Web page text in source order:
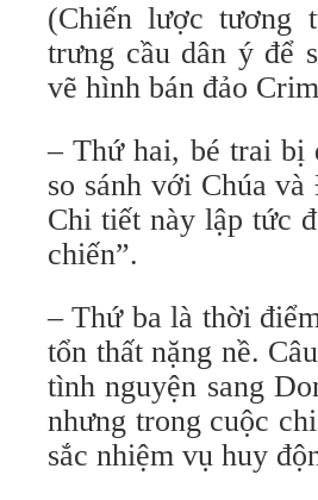
(Chiến lược tương
trưng cầu dân ý để
vẽ hình bán đảo
– Thứ hai, bé trai bị
so sánh với Chúa
Chi tiết này lập tức
chiến”.
– Thứ ba là thời
tổn thất nặng nề.
tình nguyện sang
nhưng trong cuộc
sắc nhiệm vụ huy